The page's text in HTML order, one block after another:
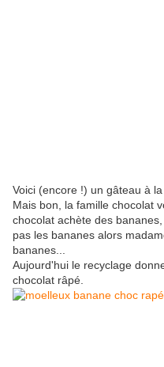
Voici (encore !) un gâteau à la
Mais bon, la famille chocolat
chocolat achète des
pas les bananes alors
bananes...
Aujourd'hui le recyclage
chocolat râpé.